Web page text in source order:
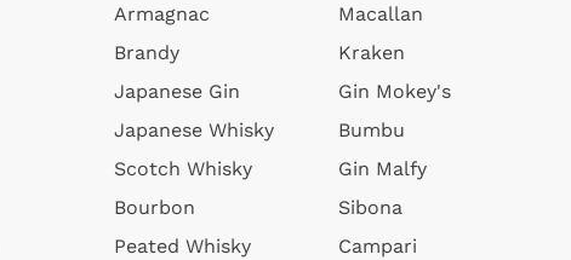
Armagnac
Brandy
Japanese Gin
Japanese Whisky
Scotch Whisky
Bourbon
Peated Whisky
Macallan
Kraken
Gin Mokey's
Bumbu
Gin Malfy
Sibona
Campari